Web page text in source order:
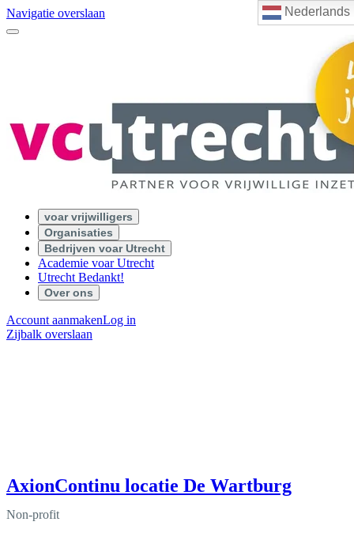
Nederlands
Navigatie overslaan
voar vrijwilligers
Organisaties
Bedrijven voar Utrecht
Academie voar Utrecht
Utrecht Bedankt!
Over ons
Account aanmakenLog in
Zijbalk overslaan
AxionContinu locatie De Wartburg
Non-profit